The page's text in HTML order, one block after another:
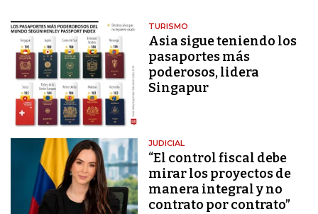
TURISMO
Asia sigue teniendo los
pasaportes más
poderosos, lidera
Singapur
JUDICIAL
“El control fiscal debe
mirar los proyectos de
manera integral y no
contrato por contrato”